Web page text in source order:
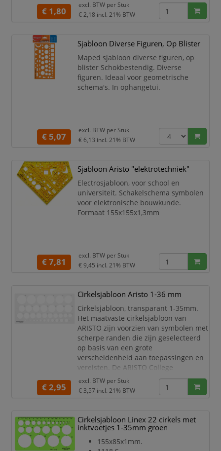
€ 1,80
excl. BTW per Stuk
€ 2,18 incl. 21% BTW
Sjabloon Diverse Figuren, Op Blister
Maped sjabloon diverse figuren, op
blister Schokbestendig. Diverse
figuren. Ideaal voor geometrische
schema's. In ophangetui.
€ 5,07
excl. BTW per Stuk
€ 6,13 incl. 21% BTW
Sjabloon Aristo "elektrotechniek"
Electrosjabloon, voor school en
universiteit. Schakelschema symbolen
voor elektronische bouwkunde.
Formaat 155x155x1,3mm
€ 7,81
excl. BTW per Stuk
€ 9,45 incl. 21% BTW
Cirkelsjabloon Aristo 1-36 mm
Cirkelsjabloon, transparant 1-35mm.
Het maatvaste cirkelsjabloon van
ARISTO zijn voorzien van symbolen met
scherpe randen die zijn geselecteerd
op basis van een grote
verscheidenheid aan toepassingen en
vereisten. De ARISTO College
cirkelsjabloon in het formaat 350 x 130
mm is gemaakt van contrast
versterkende rookgrijs transparant
met Ø van 1 tot 36 mm (35 cirkels).
Aristo cirkelsjabloon.
Met cirkels van 1
€ 2,95
excl. BTW per Stuk
€ 3,57 incl. 21% BTW
Cirkelsjabloon Linex 22 cirkels met
inktvoetjes 1-35mm groen
155x85x1mm.